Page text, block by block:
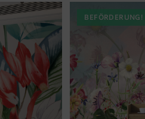
BEFÖRDERUNG!